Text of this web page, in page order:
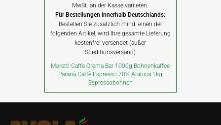
MwSt. an der Kasse variieren.
Für Bestellungen innerhalb Deutschlands:
Bestellen Sie zusätzlich mind. einen der
folgenden Artikel, wird Ihre gesamte Lieferung
kostenfrei versendet (außer
Speditionsversand)
Moretti Caffe Crema Bar 1000g Bohnenkaffee
Paranà Caffè Espresso 70% Arabica 1kg
Espressobohnen